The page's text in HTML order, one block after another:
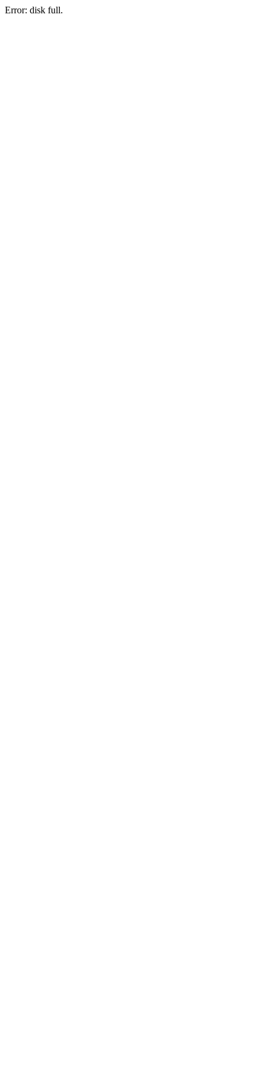
Error: disk full.